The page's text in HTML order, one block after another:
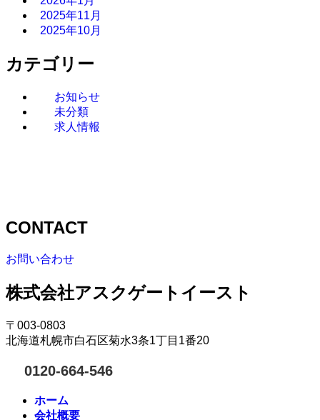
2025年11月
2025年10月
カテゴリー
お知らせ
未分類
求人情報
CONTACT
お問い合わせ
株式会社アスクゲートイースト
〒003-0803
北海道札幌市白石区菊水3条1丁目1番20
0120-664-546
ホーム
会社概要